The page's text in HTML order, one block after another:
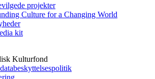
projekter
Culture for a Changing World
kit
Kulturfond